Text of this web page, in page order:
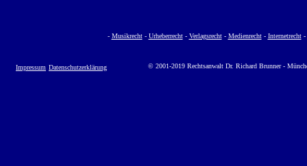
- Musikrecht- Urheberrecht- Verlagsrecht- Medienrecht- Internetrecht-
Impressum Datenschutzerklärung © 2001-2019 Rechtsanwalt Dr. Richard Brunner -